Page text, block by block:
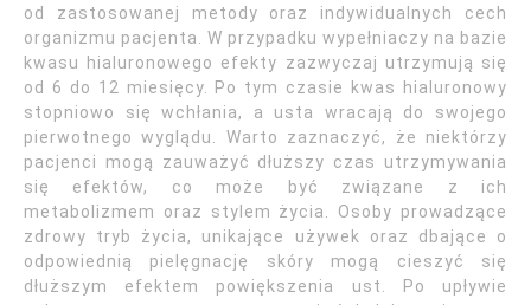
od zastosowanej metody oraz indywidualnych cech
organizmu pacjenta. W przypadku wypełniaczy na bazie
kwasu hialuronowego efekty zazwyczaj utrzymują się
od 6 do 12 miesięcy. Po tym czasie kwas hialuronowy
stopniowo się wchłania, a usta wracają do swojego
pierwotnego wyglądu. Warto zaznaczyć, że niektórzy
pacjenci mogą zauważyć dłuższy czas utrzymywania
się efektów, co może być związane z ich
metabolizmem oraz stylem życia. Osoby prowadzące
zdrowy tryb życia, unikające używek oraz dbające o
odpowiednią pielęgnację skóry mogą cieszyć się
dłuższym efektem powiększenia ust. Po upływie